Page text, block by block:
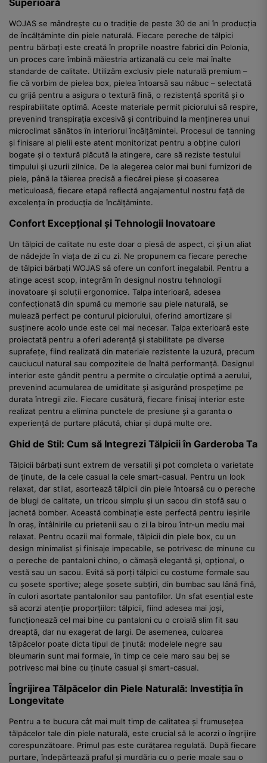
Superioară
WOJAS se mândrește cu o tradiție de peste 30 de ani în producția
de încălțăminte din piele naturală. Fiecare pereche de tălpici
pentru bărbați este creată în propriile noastre fabrici din Polonia,
un proces care îmbină măiestria artizanală cu cele mai înalte
standarde de calitate. Utilizăm exclusiv piele naturală premium –
fie că vorbim de pielea box, pielea întoarsă sau năbuc – selectată
cu grijă pentru a asigura o textură fină, o rezistență sporită și o
respirabilitate optimă. Aceste materiale permit piciorului să respire,
prevenind transpirația excesivă și contribuind la menținerea unui
microclimat sănătos în interiorul încălțămintei. Procesul de tanning
și finisare al pielii este atent monitorizat pentru a obține culori
bogate și o textură plăcută la atingere, care să reziste testului
timpului și uzurii zilnice. De la alegerea celor mai buni furnizori de
piele, până la tăierea precisă a fiecărei piese și coaserea
meticuloasă, fiecare etapă reflectă angajamentul nostru față de
excelența în producția de încălțăminte.
Confort Excepțional și Tehnologii Inovatoare
Un tălpici de calitate nu este doar o piesă de aspect, ci și un aliat
de nădejde în viața de zi cu zi. Ne propunem ca fiecare pereche
de tălpici bărbați WOJAS să ofere un confort inegalabil. Pentru a
atinge acest scop, integrăm în designul nostru tehnologii
inovatoare și soluții ergonomice. Talpa interioară, adesea
confecționată din spumă cu memorie sau piele naturală, se
mulează perfect pe conturul piciorului, oferind amortizare și
susținere acolo unde este cel mai necesar. Talpa exterioară este
proiectată pentru a oferi aderență și stabilitate pe diverse
suprafețe, fiind realizată din materiale rezistente la uzură, precum
cauciucul natural sau compozitele de înaltă performanță. Designul
interior este gândit pentru a permite o circulație optimă a aerului,
prevenind acumularea de umiditate și asigurând prospețime pe
durata întregii zile. Fiecare cusătură, fiecare finisaj interior este
realizat pentru a elimina punctele de presiune și a garanta o
experiență de purtare plăcută, chiar și după multe ore.
Ghid de Stil: Cum să Integrezi Tălpicii în Garderoba Ta
Tălpicii bărbați sunt extrem de versatili și pot completa o varietate
de ținute, de la cele casual la cele smart-casual. Pentru un look
relaxat, dar stilat, asortează tălpicii din piele întoarsă cu o pereche
de blugi de calitate, un tricou simplu și un sacou din stofă sau o
jachetă bomber. Această combinație este perfectă pentru ieșirile
în oraș, întâlnirile cu prietenii sau o zi la birou într-un mediu mai
relaxat. Pentru ocazii mai formale, tălpicii din piele box, cu un
design minimalist și finisaje impecabile, se potrivesc de minune cu
o pereche de pantaloni chino, o cămașă elegantă și, opțional, o
vestă sau un sacou. Evită să porți tălpici cu costume formale sau
cu șosete sportive; alege șosete subțiri, din bumbac sau lână fină,
în culori asortate pantalonilor sau pantofilor. Un sfat esențial este
să acorzi atenție proporțiilor: tălpicii, fiind adesea mai joși,
funcționează cel mai bine cu pantaloni cu o croială slim fit sau
dreaptă, dar nu exagerat de largi. De asemenea, culoarea
tălpăcelor poate dicta tipul de ținută: modelele negre sau
bleumarin sunt mai formale, în timp ce cele maro sau bej se
potrivesc mai bine cu ținute casual și smart-casual.
Îngrijirea Tălpăcelor din Piele Naturală: Investiția în
Longevitate
Pentru a te bucura cât mai mult timp de calitatea și frumusețea
tălpăcelor tale din piele naturală, este crucial să le acorzi o îngrijire
corespunzătoare. Primul pas este curățarea regulată. După fiecare
purtare, îndepărtează praful și murdăria cu o perie moale sau o